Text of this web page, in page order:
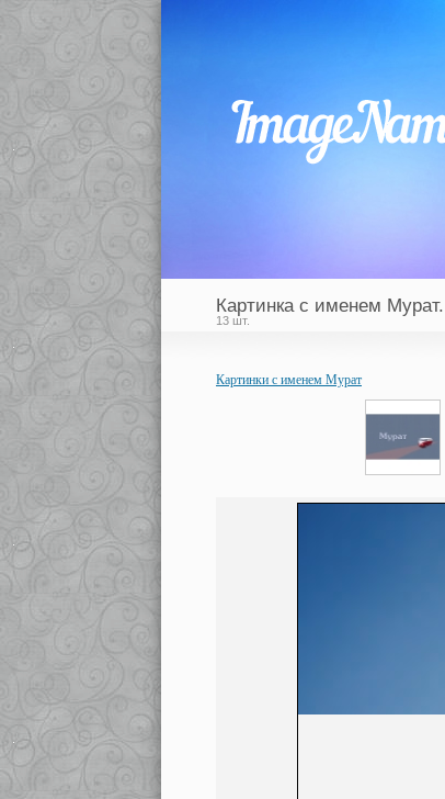
Картинка с именем Мурат.
13 шт.
Картинки с именем Мурат